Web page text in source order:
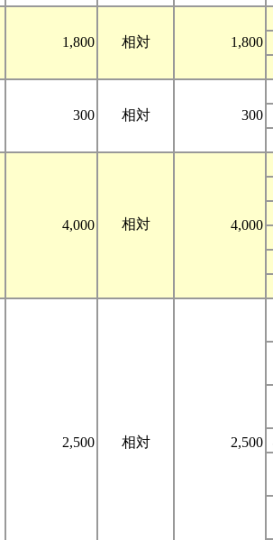
1,800 相対 1,800
300 相対 300
4,000 相対 4,000
2,500 相対 2,500